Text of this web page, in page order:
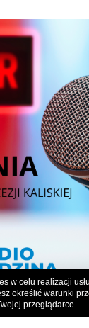
w celu realizacji
określić warunki
przeglądarce.